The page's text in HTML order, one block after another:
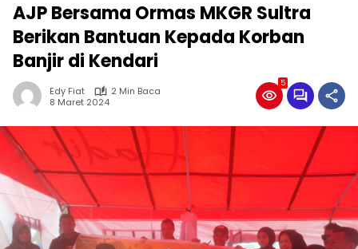
AJP Bersama Ormas MKGR Sultra
Berikan Bantuan Kepada Korban
Banjir di Kendari
Edy Fiat
2 Min Baca
8 Maret 2024
5